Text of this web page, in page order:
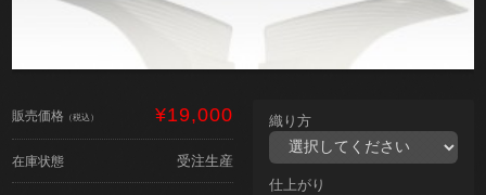
販売価格 （税込） ¥19,000
在庫状態 受注生産
織り方
仕上がり